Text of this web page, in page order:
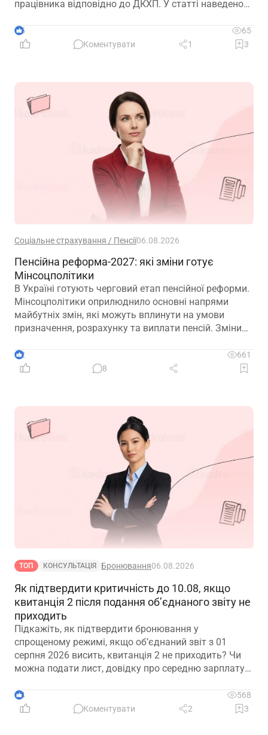
працівника відповідно до ДКХП. У статті наведено
до особливостей діяльності підприємства.
5
65
Коментувати
1 3
Соціальне страхування / Пенсії06.08.2026
Пенсійна реформа-2027: які зміни готує
Мінсоцполітики
В Україні готують черговий етап пенсійної реформи.
Мінсоцполітики оприлюднило основні напрями
майбутніх змін, які можуть вплинути на умови
призначення, розрахунку та виплати пенсій. Зміни
2
661
8
ТОП КОНСУЛЬТАЦІЯ Бронювання06.08.2026
Як підтвердити критичність до 10.08, якщо
квитанція 2 після подання об’єднаного звіту не
приходить
Підкажіть, як підтвердити бронювання у
спрощеному режимі, якщо обʼєднаний звіт з 01
серпня 2026 висить, квитанція 2 не приходить? Чи
можна подати лист, довідку про середню зарплату
4
568
Коментувати
2 3